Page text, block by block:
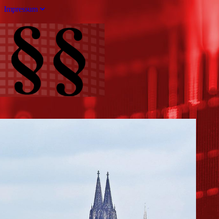
Impressum